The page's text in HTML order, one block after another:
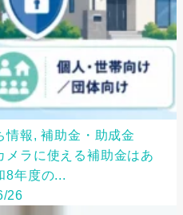
情報, 補助金・助成金
メラに使える補助金はあ
8年度の...
26